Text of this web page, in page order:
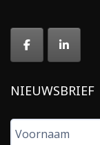
NIEUWSBRIEF